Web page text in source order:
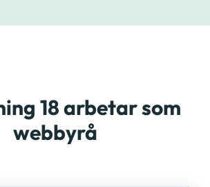
18 arbetar som
webbyrå